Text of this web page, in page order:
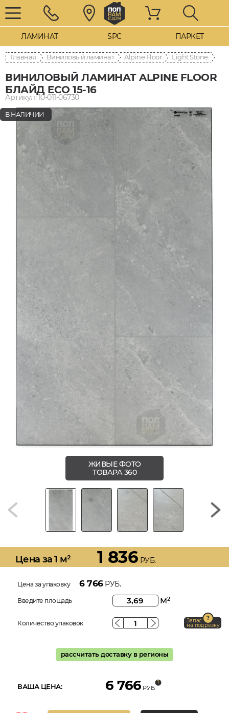
ЛАМИНАТ SPC ПАРКЕТ
Главная Виниловый ламинат Alpine Floor Light Stone
ВИНИЛОВЫЙ ЛАМИНАТ ALPINE FLOOR
БЛАЙД ECO 15-16
Артикул: 10-011-06730
В НАЛИЧИИ
ЖИВЫЕ ФОТО
ТОВАРА 360
Цена за 1 м² 1 836 РУБ.
Цена за упаковку 6 766РУБ.
Введите площадь м2
Количество упаковок Запас
на подрезку
рассчитать доставку в регионы
ВАША ЦЕНА: 6 766 РУБ.